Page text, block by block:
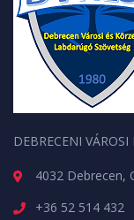
DEBRECENI
4032 Debrecen,
+36 52 514 432